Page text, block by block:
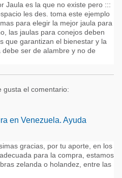
Jaula es la que no existe pero :::
les des. toma este ejemplo
para elegir la mejor jaula para
las jaulas para conejos deben
que garantizan el bienestar y la
ser de alambre y no de
gusta el comentario:
en Venezuela. Ayuda
gracias, por tu aporte, en los
para la compra, estamos
zelanda o holandez, entre las